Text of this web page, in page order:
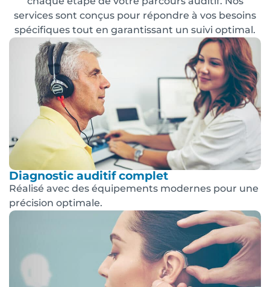
services sont conçus pour répondre à vos besoins
spécifiques tout en garantissant un suivi optimal.
Diagnostic auditif complet
Réalisé avec des équipements modernes pour une
précision optimale.